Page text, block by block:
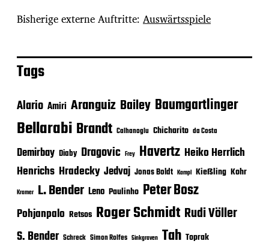
Bisherige externe Auftritte: Auswärtsspiele
Tags
Alario Amiri Aranguiz Bailey Baumgartlinger
Bellarabi Brandt Calhanoglu Chicharito da Costa
Demirbay Diaby Dragovic Frey Havertz Heiko Herrlich
Henrichs Hradecky Jedvaj Jonas Boldt Kampl Kießling Kohr
Kramer L. Bender Leno Paulinho Peter Bosz
Pohjanpalo Retsos Roger Schmidt Rudi Völler
S. Bender Schreck Simon Rolfes Sinkgraven Tah Toprak